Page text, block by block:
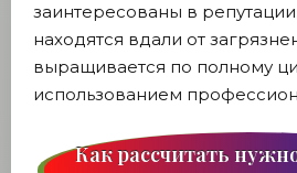
заинтересованы в
находятся вдали от
выращивается по полному
использованием
Как рассчитать